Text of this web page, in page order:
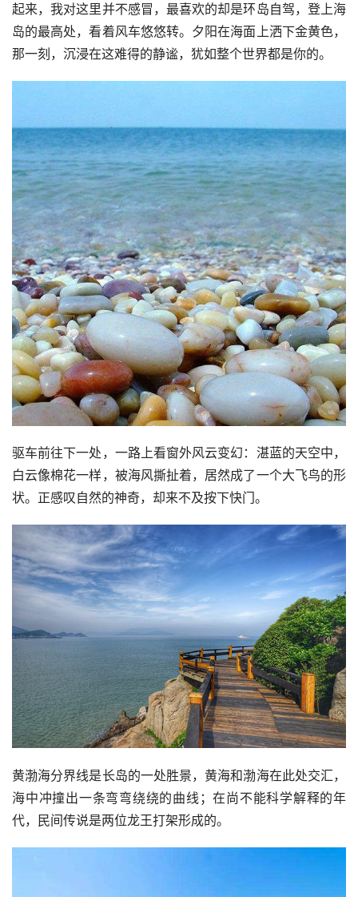
起来，我对这里并不感冒，最喜欢的却是环岛自驾，登上海
岛的最高处，看着风车悠悠转。夕阳在海面上洒下金黄色，
那一刻，沉浸在这难得的静谧，犹如整个世界都是你的。
驱车前往下一处，一路上看窗外风云变幻：湛蓝的天空中，
白云像棉花一样，被海风撕扯着，居然成了一个大飞鸟的形
状。正感叹自然的神奇，却来不及按下快门。
黄渤海分界线是长岛的一处胜景，黄海和渤海在此处交汇，
海中冲撞出一条弯弯绕绕的曲线；在尚不能科学解释的年
代，民间传说是两位龙王打架形成的。